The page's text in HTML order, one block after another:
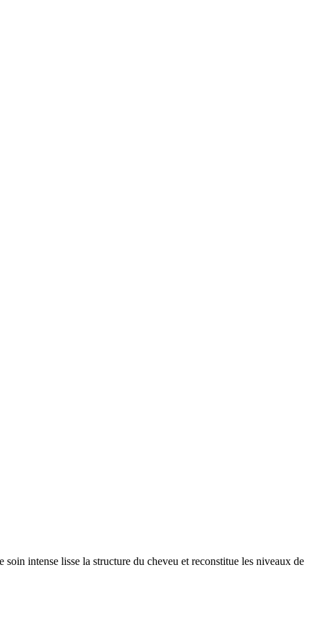
intense lisse la structure du cheveu et reconstitue les niveaux de